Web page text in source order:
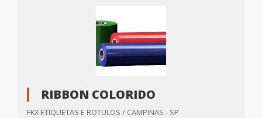
RIBBON COLORIDO
FKX ETIQUETAS E ROTULOS / CAMPINAS - SP